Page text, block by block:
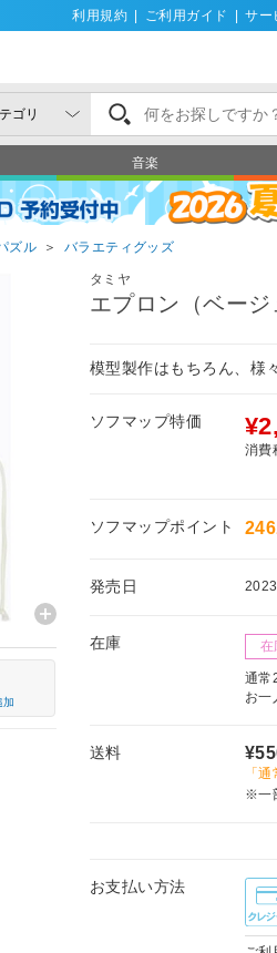
利用規約 ご利用ガイド サー
音楽
ズル ＞ バラエティグッズ
タミヤ
エプロン（ベージ
模型製作はもちろん、様
ソフマップ特価
消費
ソフマップポイント
発売日
在庫 在
通常
お一
送料
「
※一
お支払い方法
加